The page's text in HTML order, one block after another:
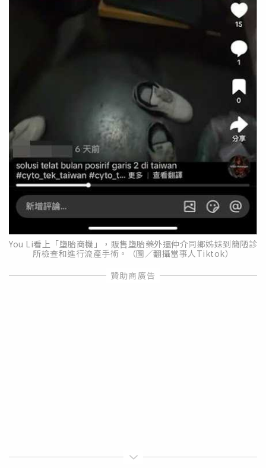
You Li看上「墮胎商機」，販售墮胎藥外還仲介同鄉姊妹到簡陋診
所檢查和進行流產手術。（圖／翻攝當事人Tiktok）